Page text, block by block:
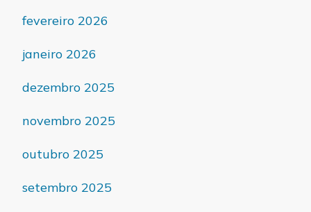
fevereiro 2026
janeiro 2026
dezembro 2025
novembro 2025
outubro 2025
setembro 2025